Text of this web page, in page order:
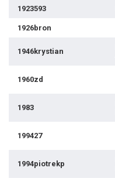
1923593
1926bron
1946krystian
1960zd
1983
199427
1994piotrekp